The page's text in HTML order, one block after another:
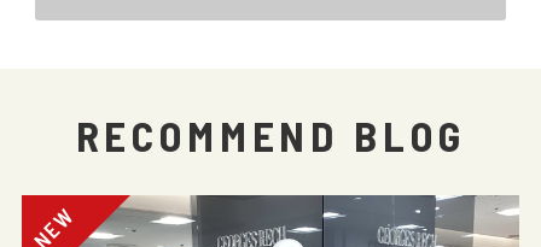
RECOMMEND BLOG